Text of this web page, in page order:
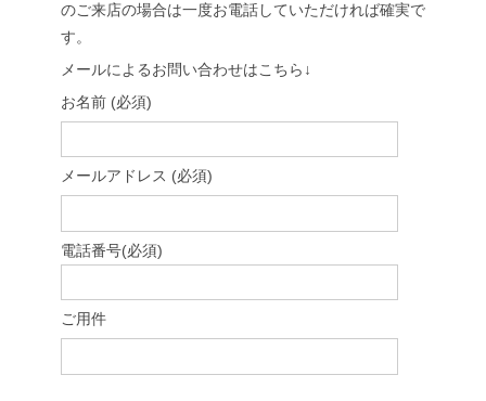
のご来店の場合は一度お電話していただければ確実で
す。
メールによるお問い合わせはこちら↓
お名前 (必須)
メールアドレス (必須)
電話番号(必須)
ご用件